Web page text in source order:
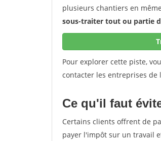
plusieurs chantiers en
sous-traiter tout ou partie
Pour explorer cette piste,
contacter les entreprises de
Ce qu'il faut
Certains clients offrent de
payer l'impôt sur un travail